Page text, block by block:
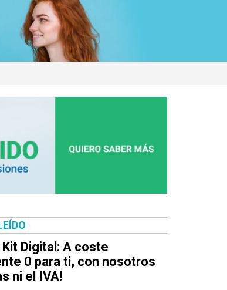
Digital: A coste
0 para ti, con nosotros
ni el IVA!